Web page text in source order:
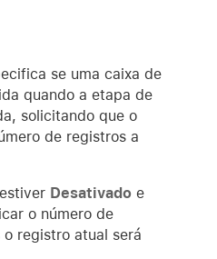
se uma caixa de
quando a etapa de
solicitando que o
de registros a
Desativadoe
o número de
registro atual será